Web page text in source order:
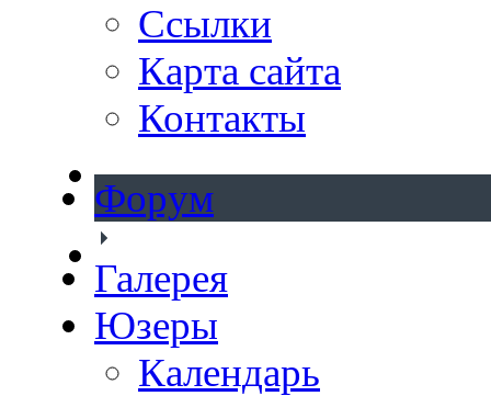
Ссылки
Карта сайта
Контакты
Форум
Галерея
Юзеры
Календарь